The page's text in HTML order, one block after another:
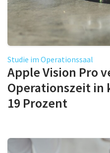
Studie im Operationssaal
Apple Vision Pro
Operationszeit in
19 Prozent